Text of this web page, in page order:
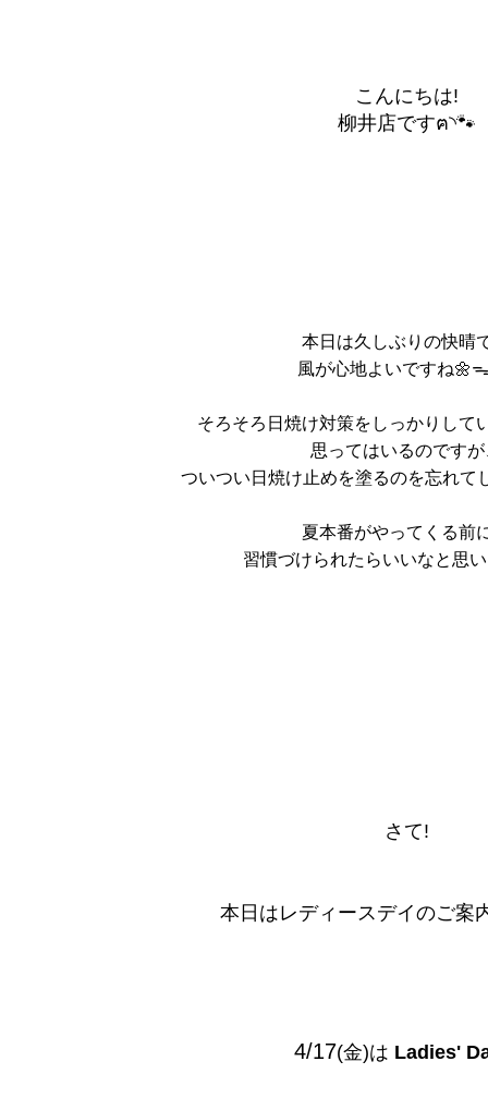
こんにちは!
柳井店ですฅ◝🐾
本日は久しぶりの快晴
風が心地よいですね🌼ᯓ
そろそろ日焼け対策をしっかりして
思ってはいるのですが
ついつい日焼け止めを塗るのを忘れて
夏本番がやってくる前
習慣づけられたらいいなと思
さて!
本日はレディースデイのご案
4/17(金)は Ladies'